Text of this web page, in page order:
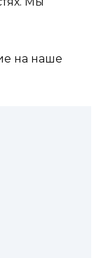
на наше